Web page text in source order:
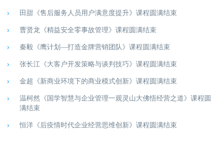
田甜《售后服务人员用户满意度提升》课程圆满结束
曹贤龙《精益安全零事故管理》课程圆满结束
秦毅《鹰计划—打造金牌营销团队》课程圆满结束
张长江《大客户开发策略与谈判技巧》课程圆满结束
金超《新商业环境下的商业模式创新》课程圆满结束
温柯然《国学智慧与企业管理一观灵山大佛悟经营之道》课程圆
满结束
恒洋《后疫情时代企业经营思维创新》课程圆满结束